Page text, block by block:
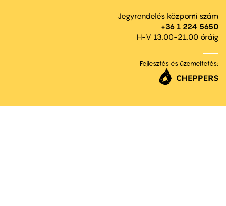
Jegyrendelés központi szám
+36 1 224 5650
H-V 13.00-21.00 óráig
Fejlesztés és üzemeltetés: